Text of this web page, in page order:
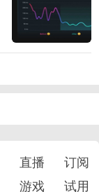
直播
订阅
游戏 试用